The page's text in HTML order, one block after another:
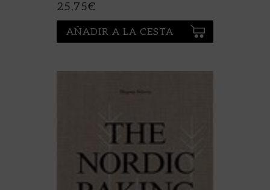
25,75€
AÑADIR A LA CESTA